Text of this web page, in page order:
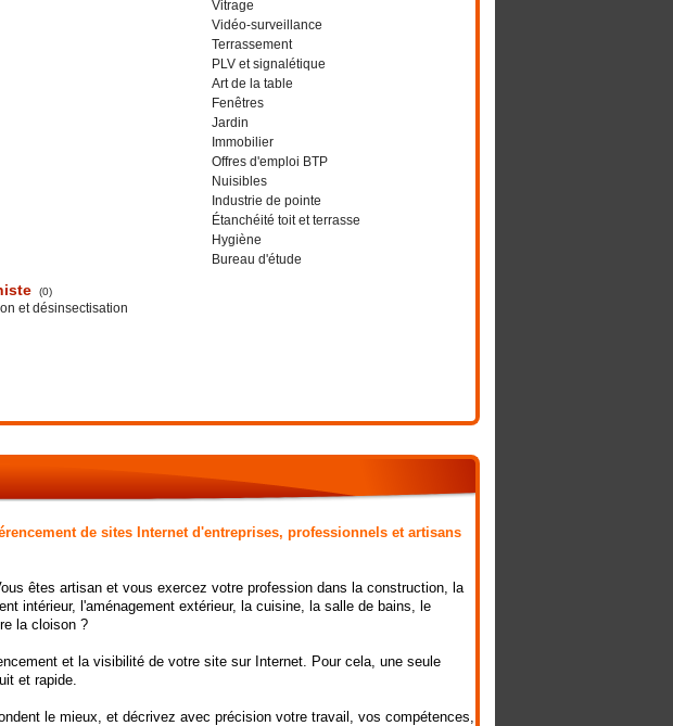
Vitrage
Vidéo-surveillance
Terrassement
PLV et signalétique
Art de la table
Fenêtres
Jardin
Immobilier
Offres d'emploi BTP
Nuisibles
Industrie de pointe
Étanchéité toit et terrasse
Hygiène
Bureau d'étude
(0)
et désinsectisation
de sites Internet d'entreprises, professionnels et artisans
êtes artisan et vous exercez votre profession dans la construction, la
intérieur, l'aménagement extérieur, la cuisine, la salle de bains, le
la cloison ?
et la visibilité de votre site sur Internet. Pour cela, une seule
et rapide.
le mieux, et décrivez avec précision votre travail, vos compétences,